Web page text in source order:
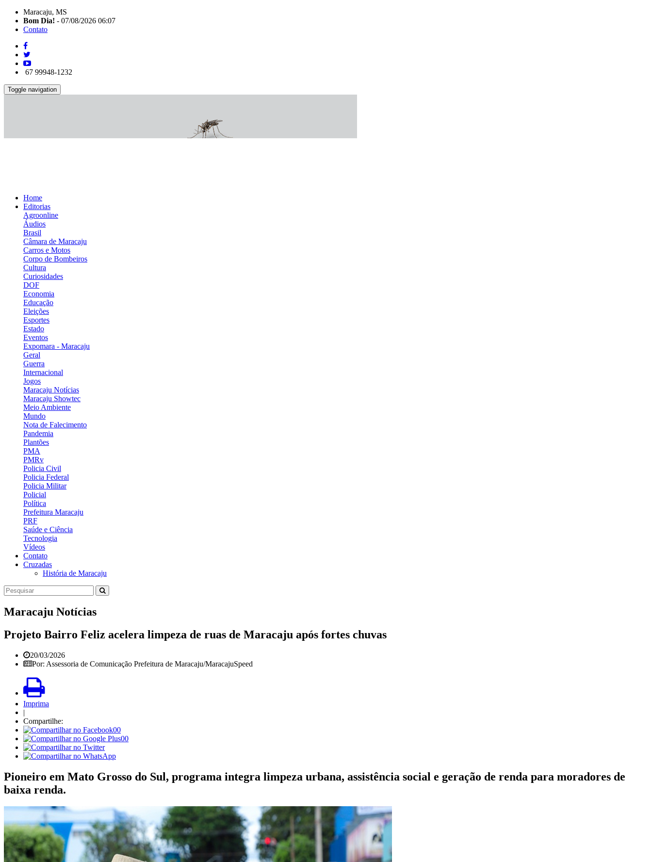
Maracaju, MS
Bom Dia! - 07/08/2026 06:07
Contato
67 99948-1232
Toggle navigation
Home
Editorias
Agroonline
Áudios
Brasil
Câmara de Maracaju
Carros e Motos
Corpo de Bombeiros
Cultura
Curiosidades
DOF
Economia
Educação
Eleições
Esportes
Estado
Eventos
Expomara - Maracaju
Geral
Guerra
Internacional
Jogos
Maracaju Notícias
Maracaju Showtec
Meio Ambiente
Mundo
Nota de Falecimento
Pandemia
Plantões
PMA
PMRv
Policia Civil
Policia Federal
Policia Militar
Policial
Política
Prefeitura Maracaju
PRF
Saúde e Ciência
Tecnologia
Vídeos
Contato
Cruzadas
História de Maracaju
Maracaju Notícias
Projeto Bairro Feliz acelera limpeza de ruas de Maracaju após fortes chuvas
20/03/2026
Por: Assessoria de Comunicação Prefeitura de Maracaju/MaracajuSpeed
Imprima
|
Compartilhe:
00
00
Pioneiro em Mato Grosso do Sul, programa integra limpeza urbana, assistência social e geração de renda para moradores de
baixa renda.